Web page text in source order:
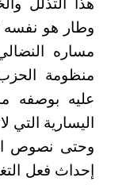
هذا التذلل
وطار هو نفسه
مساره
منظومة
عليه بوصفه
اليسارية
وحتى نصوص
إحداث فعل